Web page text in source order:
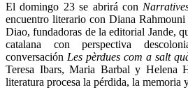
El domingo 23 se abrirá con
encuentro literario con Diana
Diao, fundadoras de la editorial Jande,
catalana con perspectiva
conversación Les pèrdues com a salt
Teresa Ibars, Maria Barbal y Helena
literatura procesa la pérdida, la memoria